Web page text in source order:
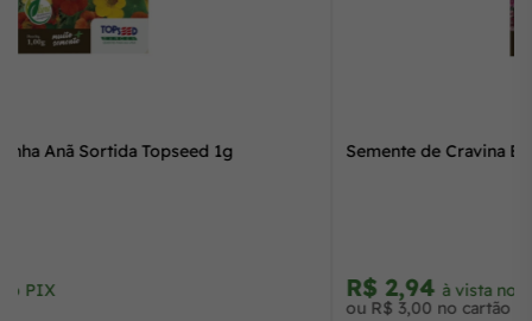
Semente de Capuchinha Anã Sortida Topseed 1g
R$ 2,94